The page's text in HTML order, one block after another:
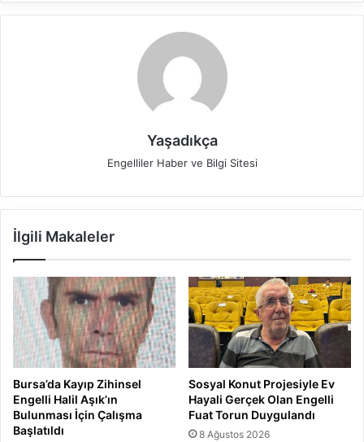
Yaşadıkça
Engelliler Haber ve Bilgi Sitesi
İlgili Makaleler
Bursa’da Kayıp Zihinsel
Engelli Halil Aşık’ın
Bulunması İçin Çalışma
Başlatıldı
Sosyal Konut Projesiyle Ev
Hayali Gerçek Olan Engelli
Fuat Torun Duygulandı
8 Ağustos 2026